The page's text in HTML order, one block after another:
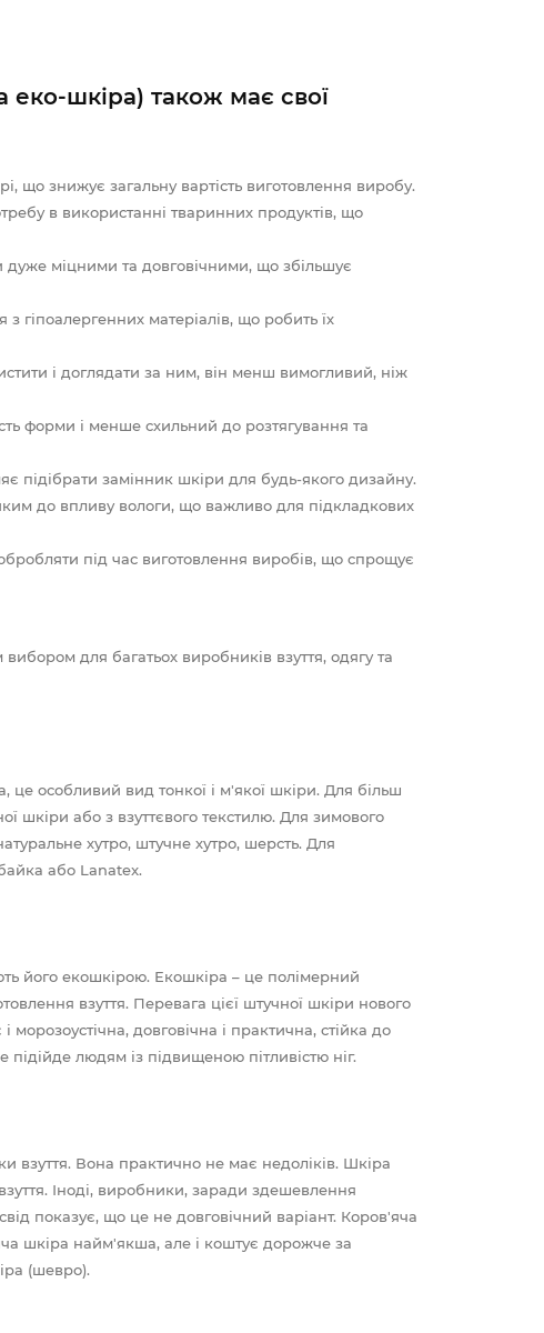
еко-шкіра) також має свої
що знижує загальну вартість виготовлення виробу.
в використанні тваринних продуктів, що
дуже міцними та довговічними, що збільшує
гіпоалергенних матеріалів, що робить їх
і доглядати за ним, він менш вимогливий, ніж
форми і менше схильний до розтягування та
підібрати замінник шкіри для будь-якого дизайну.
до впливу вологи, що важливо для підкладкових
під час виготовлення виробів, що спрощує
для багатьох виробників взуття, одягу та
це особливий вид тонкої і м'якої шкіри. Для більш
шкіри або з взуттєвого текстилю. Для зимового
хутро, штучне хутро, шерсть. Для
або Lanatex.
його екошкірою. Екошкіра – це полімерний
взуття. Перевага цієї штучної шкіри нового
довговічна і практична, стійка до
підійде людям із підвищеною пітливістю ніг.
взуття. Вона практично не має недоліків. Шкіра
Іноді, виробники, заради здешевлення
показує, що це не довговічний варіант. Коров'яча
шкіра найм'якша, але і коштує дорожче за
(шевро).